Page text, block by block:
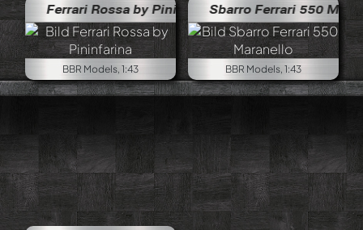
Ferrari Rossa by Pininfarina
BBR Models, 1:43
Sbarro Ferrari 550 Maranello
BBR Models, 1:43